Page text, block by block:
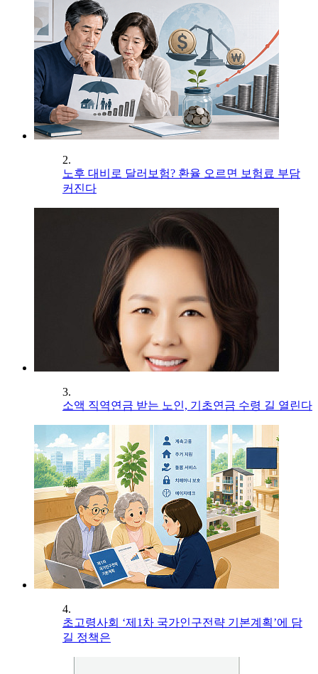
2.
노후 대비로 달러보험? 환율 오르면 보험료 부담
커진다
3.
소액 직역연금 받는 노인, 기초연금 수령 길 열린다
4.
초고령사회 ‘제1차 국가인구전략 기본계획’에 담
길 정책은